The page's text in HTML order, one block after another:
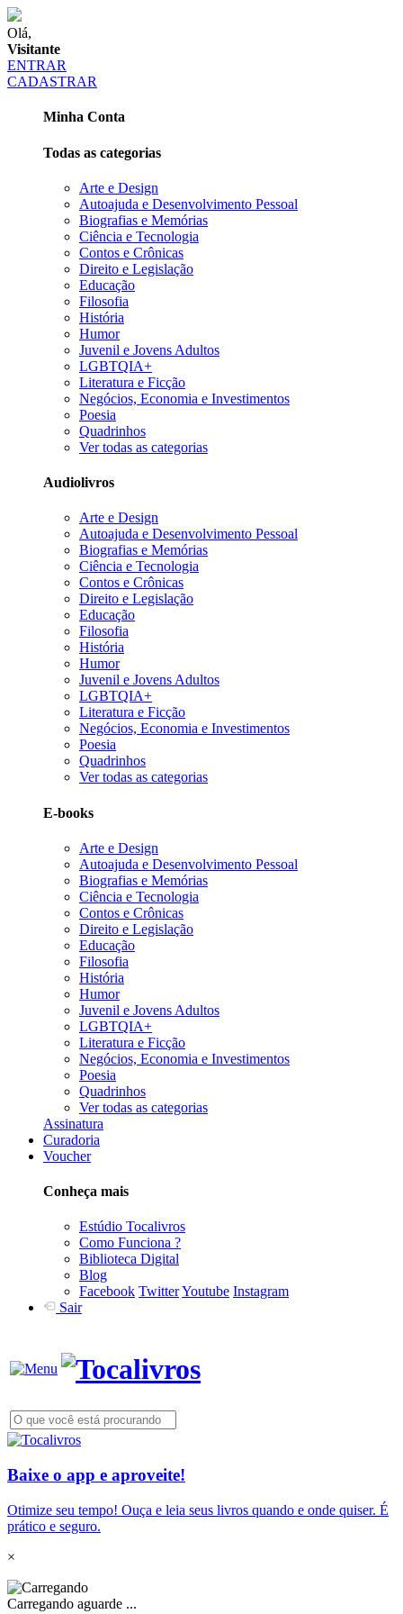
Olá,
Visitante
ENTRAR
CADASTRAR
Minha Conta
Todas as categorias
Arte e Design
Autoajuda e Desenvolvimento Pessoal
Biografias e Memórias
Ciência e Tecnologia
Contos e Crônicas
Direito e Legislação
Educação
Filosofia
História
Humor
Juvenil e Jovens Adultos
LGBTQIA+
Literatura e Ficção
Negócios, Economia e Investimentos
Poesia
Quadrinhos
Ver todas as categorias
Audiolivros
Arte e Design
Autoajuda e Desenvolvimento Pessoal
Biografias e Memórias
Ciência e Tecnologia
Contos e Crônicas
Direito e Legislação
Educação
Filosofia
História
Humor
Juvenil e Jovens Adultos
LGBTQIA+
Literatura e Ficção
Negócios, Economia e Investimentos
Poesia
Quadrinhos
Ver todas as categorias
E-books
Arte e Design
Autoajuda e Desenvolvimento Pessoal
Biografias e Memórias
Ciência e Tecnologia
Contos e Crônicas
Direito e Legislação
Educação
Filosofia
História
Humor
Juvenil e Jovens Adultos
LGBTQIA+
Literatura e Ficção
Negócios, Economia e Investimentos
Poesia
Quadrinhos
Ver todas as categorias
Assinatura
Curadoria
Voucher
Conheça mais
Estúdio Tocalivros
Como Funciona ?
Biblioteca Digital
Blog
Facebook TwitterYoutube Instagram
Sair
Baixe o app e aproveite!
Otimize seu tempo! Ouça e leia seus livros quando e onde quiser. É
prático e seguro.
×
Carregando aguarde ...